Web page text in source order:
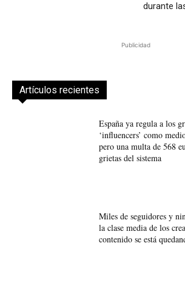
durante
Publicidad
Artículos recientes
España ya regula a los
‘influencers’ como
pero una multa de 568
grietas del sistema
Miles de seguidores y
la clase media de los
contenido se está